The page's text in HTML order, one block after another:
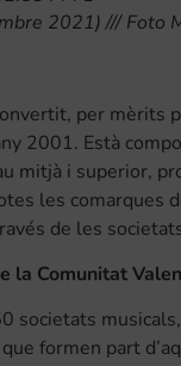
2021) /// Foto
per
2001. Està
mitjà i superior,
les comarques
de les
la Comunitat
societats
formen part